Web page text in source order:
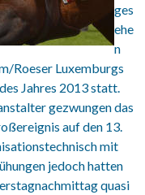
ges
ehe
n
Roeser Luxemburgs
Jahres 2013 statt.
gezwungen das
auf den 13.
mit
jedoch hatten
quasi